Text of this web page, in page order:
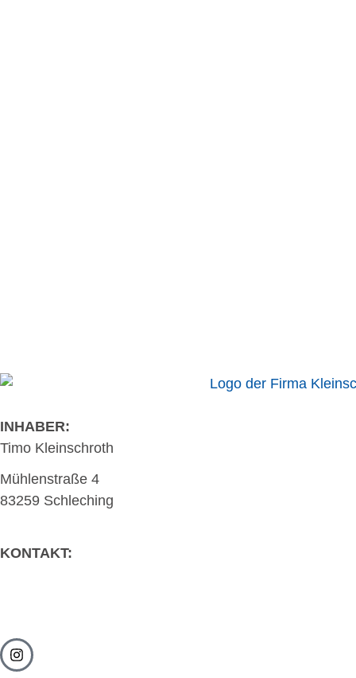
INHABER:
Timo Kleinschroth
Mühlenstraße 4
83259 Schleching
KONTAKT: